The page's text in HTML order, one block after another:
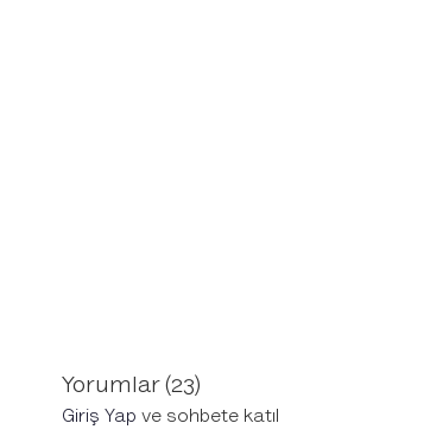
Yorumlar (23)
Giriş Yap ve sohbete katıl